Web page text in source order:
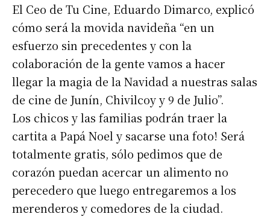
El Ceo de Tu Cine, Eduardo Dimarco, explicó
cómo será la movida navideña “en un
esfuerzo sin precedentes y con la
colaboración de la gente vamos a hacer
llegar la magia de la Navidad a nuestras salas
de cine de Junín, Chivilcoy y 9 de Julio”.
Los chicos y las familias podrán traer la
cartita a Papá Noel y sacarse una foto! Será
totalmente gratis, sólo pedimos que de
corazón puedan acercar un alimento no
perecedero que luego entregaremos a los
merenderos y comedores de la ciudad.